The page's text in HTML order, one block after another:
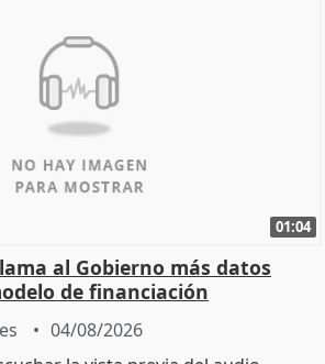
01:04
al Gobierno más datos
de financiación
04/08/2026